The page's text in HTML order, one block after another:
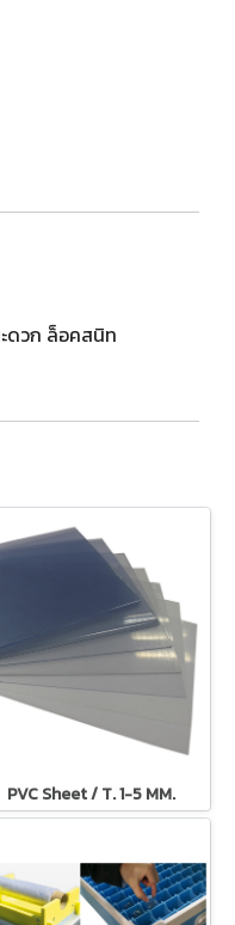
ดวก ล็อคสนิท
PVC Sheet / T. 1-5 MM.